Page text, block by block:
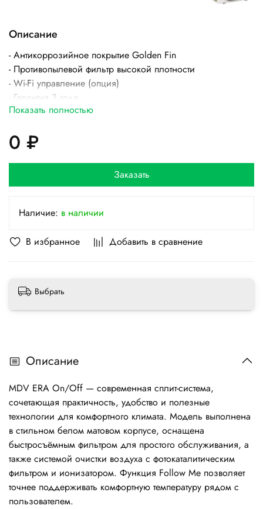
В избранное Добавить в сравнение
Описание
- Антикоррозийное покрытие Golden Fin
- Противопылевой фильтр высокой плотности
- Wi-Fi управление (опция)
- Гарантия 3 года
- Хладагент R32
- Автоматический перезапуск
- Класс энергоэффективности А
Показать полностью
0 ₽
Заказать
Наличие: в наличии
Выбрать
Описание
MDV ERA On/Off — современная сплит-система,
сочетающая практичность, удобство и полезные
технологии для комфортного климата. Модель выполнена
в стильном белом матовом корпусе, оснащена
быстросъёмным фильтром для простого обслуживания, а
также системой очистки воздуха с фотокаталитическим
фильтром и ионизатором. Функция Follow Me позволяет
точнее поддерживать комфортную температуру рядом с
пользователем.